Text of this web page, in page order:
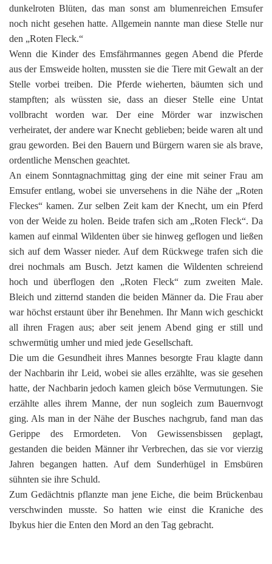
dunkelroten Blüten, das man sonst am blumenreichen Emsufer
noch nicht gesehen hatte. Allgemein nannte man diese Stelle nur
den „Roten Fleck.“
Wenn die Kinder des Emsfährmannes gegen Abend die Pferde
aus der Emsweide holten, mussten sie die Tiere mit Gewalt an der
Stelle vorbei treiben. Die Pferde wieherten, bäumten sich und
stampften; als wüssten sie, dass an dieser Stelle eine Untat
vollbracht worden war. Der eine Mörder war inzwischen
verheiratet, der andere war Knecht geblieben; beide waren alt und
grau geworden. Bei den Bauern und Bürgern waren sie als brave,
ordentliche Menschen geachtet.
An einem Sonntagnachmittag ging der eine mit seiner Frau am
Emsufer entlang, wobei sie unversehens in die Nähe der „Roten
Fleckes“ kamen. Zur selben Zeit kam der Knecht, um ein Pferd
von der Weide zu holen. Beide trafen sich am „Roten Fleck“. Da
kamen auf einmal Wildenten über sie hinweg geflogen und ließen
sich auf dem Wasser nieder. Auf dem Rückwege trafen sich die
drei nochmals am Busch. Jetzt kamen die Wildenten schreiend
hoch und überflogen den „Roten Fleck“ zum zweiten Male.
Bleich und zitternd standen die beiden Männer da. Die Frau aber
war höchst erstaunt über ihr Benehmen. Ihr Mann wich geschickt
all ihren Fragen aus; aber seit jenem Abend ging er still und
schwermütig umher und mied jede Gesellschaft.
Die um die Gesundheit ihres Mannes besorgte Frau klagte dann
der Nachbarin ihr Leid, wobei sie alles erzählte, was sie gesehen
hatte, der Nachbarin jedoch kamen gleich böse Vermutungen. Sie
erzählte alles ihrem Manne, der nun sogleich zum Bauernvogt
ging. Als man in der Nähe der Busches nachgrub, fand man das
Gerippe des Ermordeten. Von Gewissensbissen geplagt,
gestanden die beiden Männer ihr Verbrechen, das sie vor vierzig
Jahren begangen hatten. Auf dem Sunderhügel in Emsbüren
sühnten sie ihre Schuld.
Zum Gedächtnis pflanzte man jene Eiche, die beim Brückenbau
verschwinden musste. So hatten wie einst die Kraniche des
Ibykus hier die Enten den Mord an den Tag gebracht.